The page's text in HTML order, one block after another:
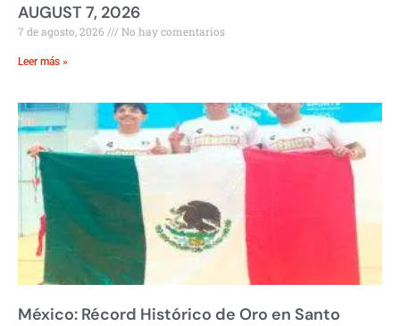
AUGUST 7, 2026
7 de agosto, 2026 No hay comentarios
Leer más »
México: Récord Histórico de Oro en Santo